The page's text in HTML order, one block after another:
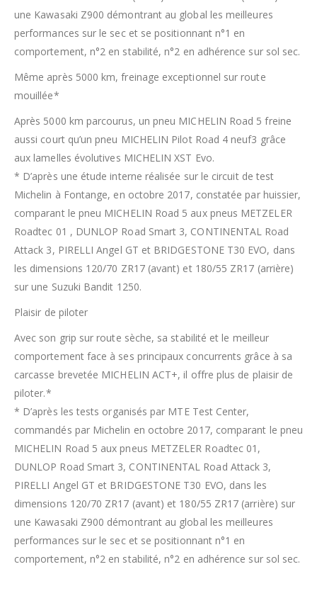
une Kawasaki Z900 démontrant au global les meilleures
performances sur le sec et se positionnant n°1 en
comportement, n°2 en stabilité, n°2 en adhérence sur sol sec.
Même après 5000 km, freinage exceptionnel sur route
mouillée*
Après 5000 km parcourus, un pneu MICHELIN Road 5 freine
aussi court qu’un pneu MICHELIN Pilot Road 4 neuf3 grâce
aux lamelles évolutives MICHELIN XST Evo.
* D’après une étude interne réalisée sur le circuit de test
Michelin à Fontange, en octobre 2017, constatée par huissier,
comparant le pneu MICHELIN Road 5 aux pneus METZELER
Roadtec 01 , DUNLOP Road Smart 3, CONTINENTAL Road
Attack 3, PIRELLI Angel GT et BRIDGESTONE T30 EVO, dans
les dimensions 120/70 ZR17 (avant) et 180/55 ZR17 (arrière)
sur une Suzuki Bandit 1250.
Plaisir de piloter
Avec son grip sur route sèche, sa stabilité et le meilleur
comportement face à ses principaux concurrents grâce à sa
carcasse brevetée MICHELIN ACT+, il offre plus de plaisir de
piloter.*
* D’après les tests organisés par MTE Test Center,
commandés par Michelin en octobre 2017, comparant le pneu
MICHELIN Road 5 aux pneus METZELER Roadtec 01,
DUNLOP Road Smart 3, CONTINENTAL Road Attack 3,
PIRELLI Angel GT et BRIDGESTONE T30 EVO, dans les
dimensions 120/70 ZR17 (avant) et 180/55 ZR17 (arrière) sur
une Kawasaki Z900 démontrant au global les meilleures
performances sur le sec et se positionnant n°1 en
comportement, n°2 en stabilité, n°2 en adhérence sur sol sec.